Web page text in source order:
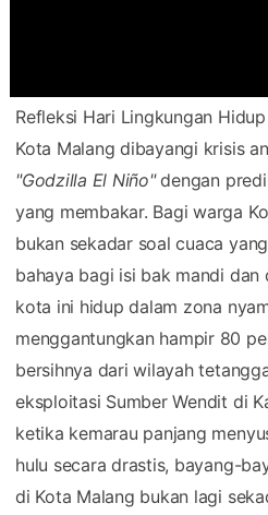
Refleksi Hari Lingkungan
Kota Malang dibayangi krisis
"Godzilla El Niño"dengan
yang membakar. Bagi warga
bukan sekadar soal cuaca
bahaya bagi isi bak mandi dan
kota ini hidup dalam zona
menggantungkan hampir 80
bersihnya dari wilayah
eksploitasi Sumber Wendit di
ketika kemarau panjang
hulu secara drastis, bayang-
di Kota Malang bukan lagi